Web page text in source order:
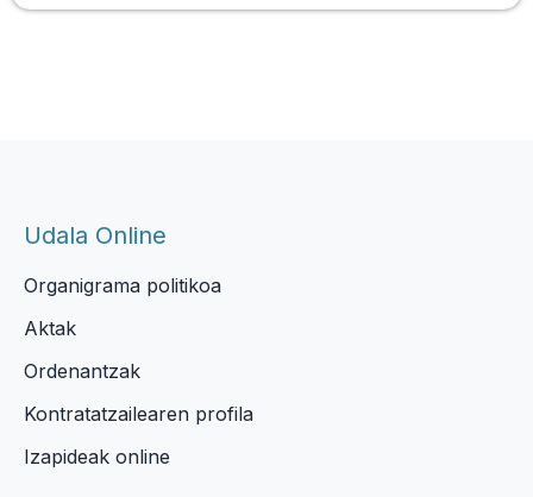
Udala Online
Organigrama politikoa
Aktak
Ordenantzak
Kontratatzailearen profila
Izapideak online